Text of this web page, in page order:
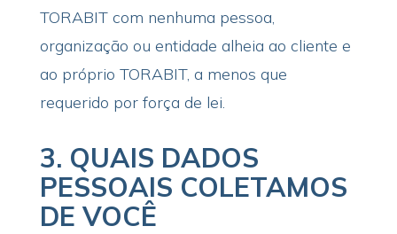
TORABIT com nenhuma pessoa,
organização ou entidade alheia ao cliente e
ao próprio TORABIT, a menos que
requerido por força de lei.
3. QUAIS DADOS
PESSOAIS COLETAMOS
DE VOCÊ